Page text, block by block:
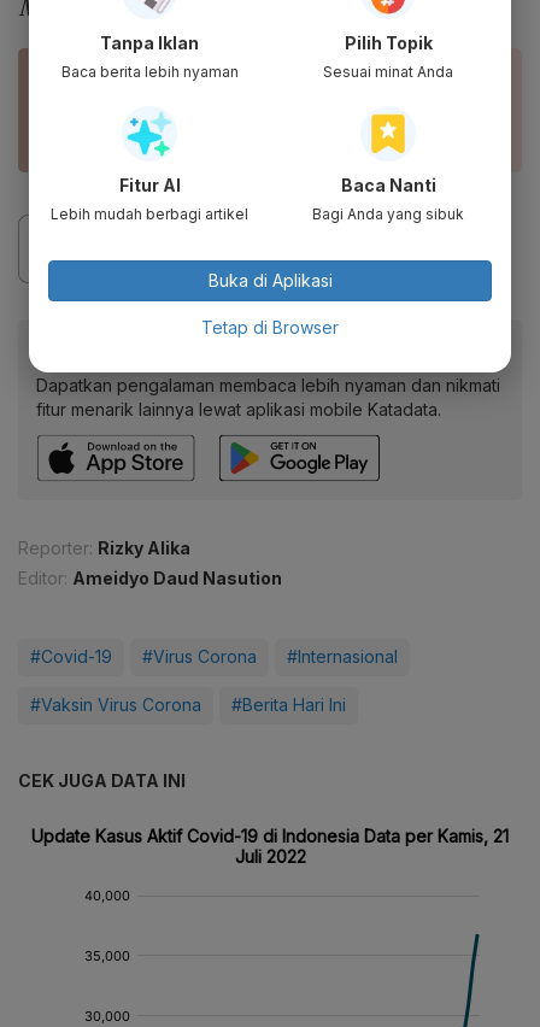
Morning Post.
BACA JUGA
Ancam RI hingga Korsel
Dapatkan pengalaman membaca lebih nyaman dan nikmati
fitur menarik lainnya lewat aplikasi mobile Katadata.
Reporter: Rizky Alika
Editor: Ameidyo Daud Nasution
#Covid-19 #Virus Corona #Internasional
#Vaksin Virus Corona #Berita Hari Ini
CEK JUGA DATA INI
Tanpa Iklan
Baca berita lebih nyaman
Pilih Topik
Sesuai minat Anda
Fitur AI
Lebih mudah berbagi artikel
Baca Nanti
Bagi Anda yang sibuk
Buka di Aplikasi
Tetap di Browser